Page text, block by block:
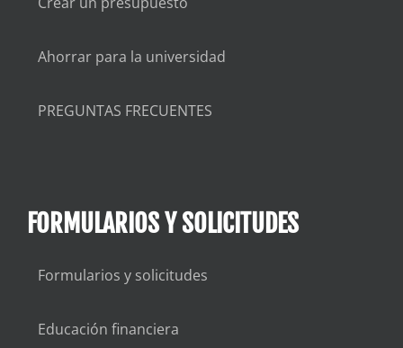
Ahorrar para la universidad
PREGUNTAS FRECUENTES
FORMULARIOS Y SOLICITUDES
Formularios y solicitudes
Educación financiera